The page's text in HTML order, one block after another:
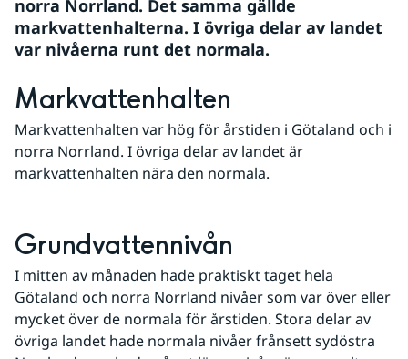
norra Norrland. Det samma gällde
markvattenhalterna. I övriga delar av landet
var nivåerna runt det normala.
Markvattenhalten
Markvattenhalten var hög för årstiden i Götaland och i
norra Norrland. I övriga delar av landet är
markvattenhalten nära den normala.
Grundvattennivån
I mitten av månaden hade praktiskt taget hela
Götaland och norra Norrland nivåer som var över eller
mycket över de normala för årstiden. Stora delar av
övriga landet hade normala nivåer frånsett sydöstra